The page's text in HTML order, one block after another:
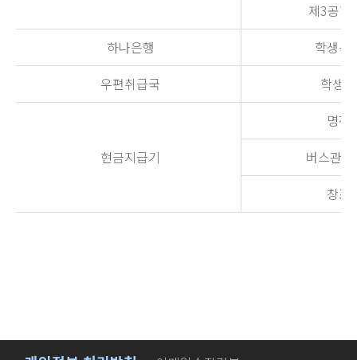
제3공학
하나은행
학생복
우편취급국
학생
현금지급기
명진
버스관
창조